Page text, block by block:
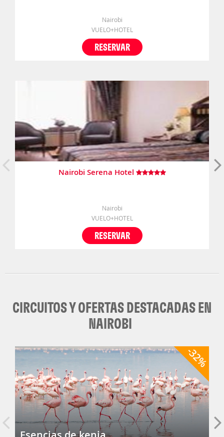
Nairobi
VUELO+HOTEL
RESERVAR
Nairobi Serena Hotel
Nairobi
VUELO+HOTEL
RESERVAR
CIRCUITOS Y OFERTAS DESTACADAS EN
NAIROBI
-32%